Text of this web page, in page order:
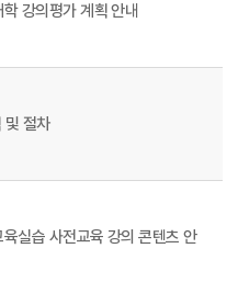
강의평가 계획 안내
및 절차
실습 사전교육 강의 콘텐츠 안